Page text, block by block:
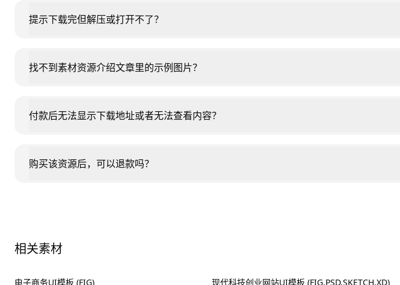
提示下载完但解压或打开不了？
找不到素材资源介绍文章里的示例图片？
付款后无法显示下载地址或者无法查看内容？
购买该资源后，可以退款吗？
相关素材
电子商务UI模板 (FIG)
现代科技创业网站UI模板 (FIG,PSD,SKETCH,XD)